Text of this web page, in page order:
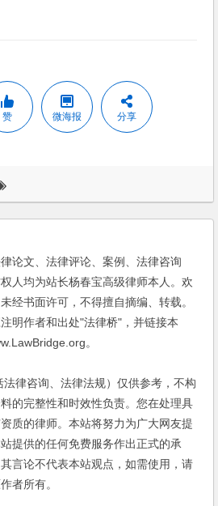
赞 微海报 分享
论文、法律评论、案例、法律咨询
人均为站长杨春宝高级律师本人。欢
经书面许可，不得擅自摘编、转载。
明作者和出处"法律桥"，并链接本
。
咨询、法律法规）仅供参考，不构
的完整性和时效性负责。您在处理具
质的律师。本站将努力为广大网友提
提供的任何免费服务作出正式的承
言论不代表本站观点，如需使用，请
者所有。